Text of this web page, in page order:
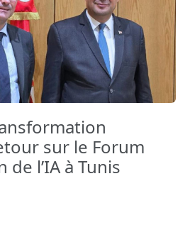
sur le Forum
l’IA à Tunis